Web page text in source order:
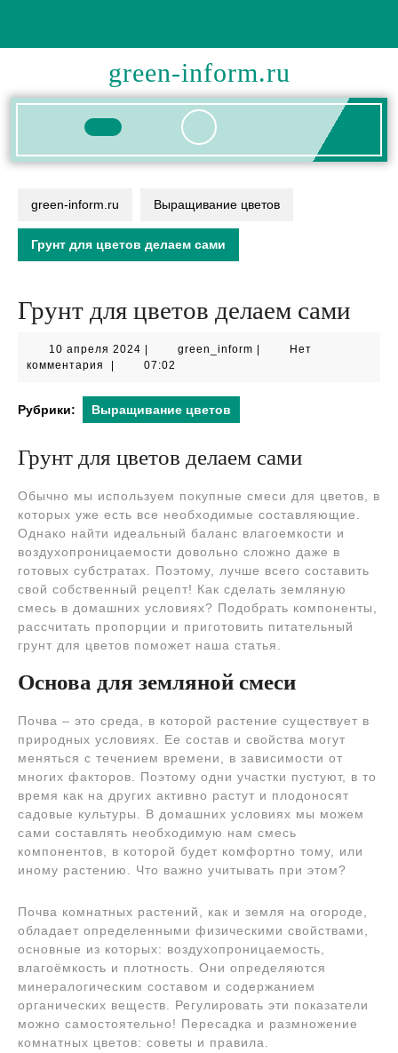
содержимому
green-inform.ru
Кнопка
green-inform.ru Выращивание цветов
Грунт для цветов делаем сами
Грунт для цветов делаем сами
10 апреля 2024 10
апреля
green_informgreen_inform
Нет
комментария
07:02
Рубрики: Выращивание цветов
Грунт для цветов делаем сами
Обычно мы используем покупные смеси для цветов, в
которых уже есть все необходимые составляющие.
Однако найти идеальный баланс влагоемкости и
воздухопроницаемости довольно сложно даже в
готовых субстратах. Поэтому, лучше всего составить
свой собственный рецепт! Как сделать земляную
смесь в домашних условиях? Подобрать компоненты,
рассчитать пропорции и приготовить питательный
грунт для цветов поможет наша статья.
Основа для земляной смеси
Почва – это среда, в которой растение существует в
природных условиях. Ее состав и свойства могут
меняться с течением времени, в зависимости от
многих факторов. Поэтому одни участки пустуют, в то
время как на других активно растут и плодоносят
садовые культуры. В домашних условиях мы можем
сами составлять необходимую нам смесь
компонентов, в которой будет комфортно тому, или
иному растению. Что важно учитывать при этом?
Почва комнатных растений, как и земля на огороде,
обладает определенными физическими свойствами,
основные из которых: воздухопроницаемость,
влагоёмкость и плотность. Они определяются
минералогическим составом и содержанием
органических веществ. Регулировать эти показатели
можно самостоятельно! Пересадка и размножение
комнатных цветов: советы и правила.